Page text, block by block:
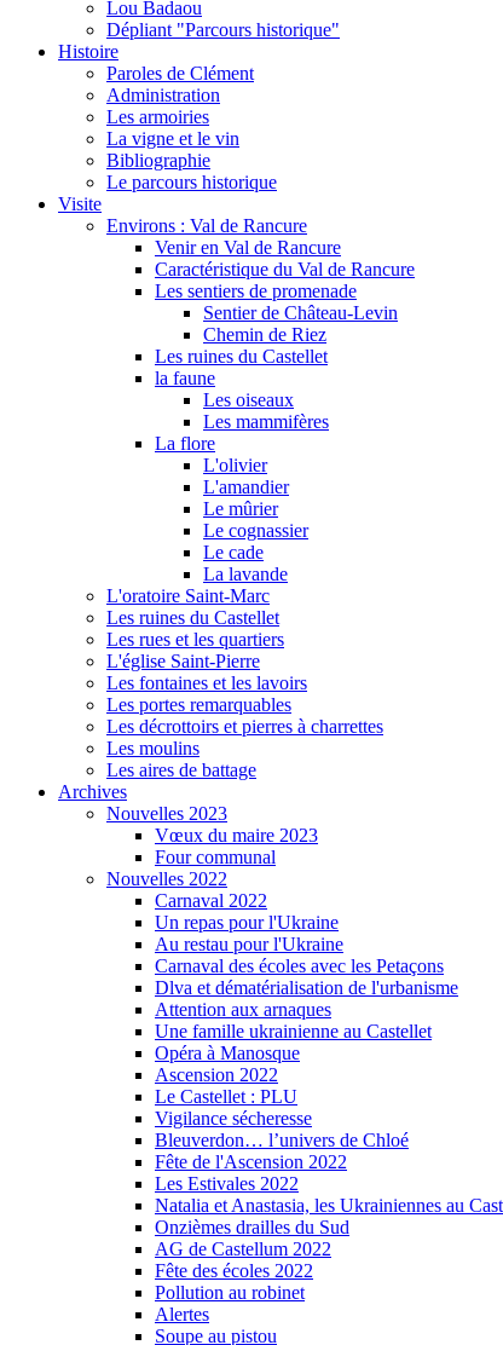
Lou Badaou
Dépliant "Parcours historique"
Histoire
Paroles de Clément
Administration
Les armoiries
La vigne et le vin
Bibliographie
Le parcours historique
Visite
Environs : Val de Rancure
Venir en Val de Rancure
Caractéristique du Val de Rancure
Les sentiers de promenade
Sentier de Château-Levin
Chemin de Riez
Les ruines du Castellet
la faune
Les oiseaux
Les mammifères
La flore
L'olivier
L'amandier
Le mûrier
Le cognassier
Le cade
La lavande
L'oratoire Saint-Marc
Les ruines du Castellet
Les rues et les quartiers
L'église Saint-Pierre
Les fontaines et les lavoirs
Les portes remarquables
Les décrottoirs et pierres à charrettes
Les moulins
Les aires de battage
Archives
Nouvelles 2023
Vœux du maire 2023
Four communal
Nouvelles 2022
Carnaval 2022
Un repas pour l'Ukraine
Au restau pour l'Ukraine
Carnaval des écoles avec les Petaçons
Dlva et dématérialisation de l'urbanisme
Attention aux arnaques
Une famille ukrainienne au Castellet
Opéra à Manosque
Ascension 2022
Le Castellet : PLU
Vigilance sécheresse
Bleuverdon… l’univers de Chloé
Fête de l'Ascension 2022
Les Estivales 2022
Natalia et Anastasia, les Ukrainiennes au
Onzièmes drailles du Sud
AG de Castellum 2022
Fête des écoles 2022
Pollution au robinet
Alertes
Soupe au pistou